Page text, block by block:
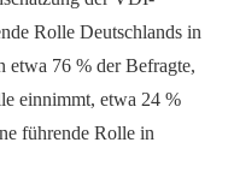
Rolle Deutschlands in
etwa 76 % der Befragte,
einnimmt, etwa 24 %
führende Rolle in